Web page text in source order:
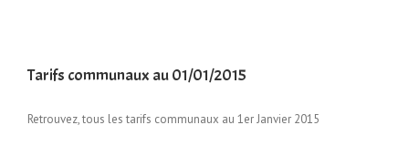
Tarifs communaux au 01/01/2015
Retrouvez, tous les tarifs communaux au 1er Janvier 2015